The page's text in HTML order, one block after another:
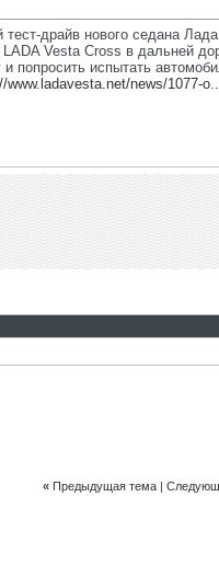
драйв нового седана
Vesta Cross в дальней
попросить испытать
www.ladavesta.net/news/1077-
« Предыдущая тема|